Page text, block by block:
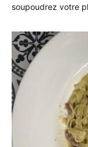
soupoudrez votre